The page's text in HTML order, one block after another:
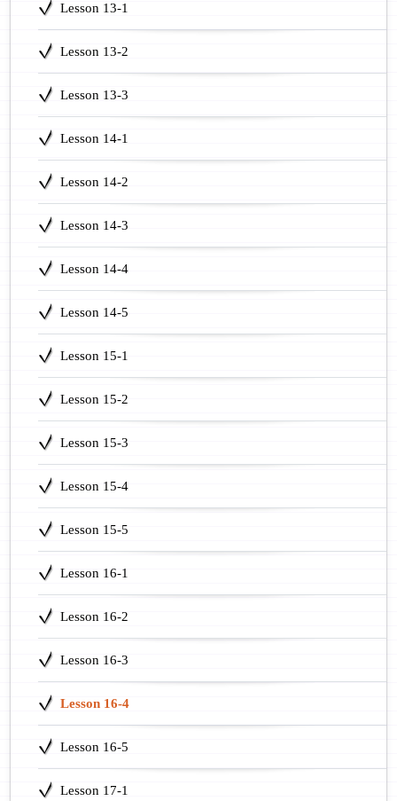
Lesson 13-1
Lesson 13-2
Lesson 13-3
Lesson 14-1
Lesson 14-2
Lesson 14-3
Lesson 14-4
Lesson 14-5
Lesson 15-1
Lesson 15-2
Lesson 15-3
Lesson 15-4
Lesson 15-5
Lesson 16-1
Lesson 16-2
Lesson 16-3
Lesson 16-4
Lesson 16-5
Lesson 17-1